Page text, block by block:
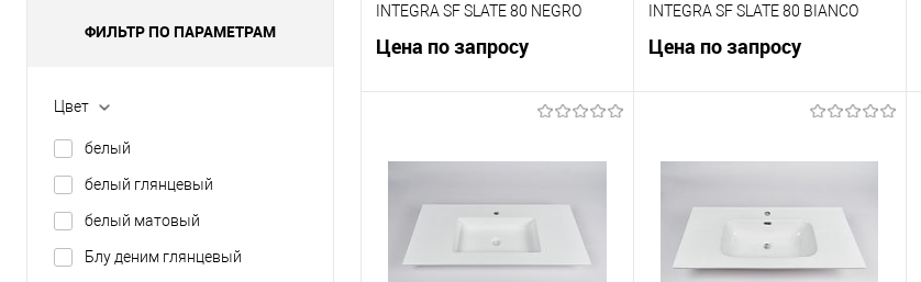
ФИЛЬТР ПО ПАРАМЕТРАМ
Цвет
белый
белый глянцевый
белый матовый
Блу деним глянцевый
INTEGRA SF SLATE 80 NEGRO
Цена по запросу
В избранное
Под заказ
INTEGRA SF SLATE 80 BIANCO
Цена по запросу
В избранное
Под заказ